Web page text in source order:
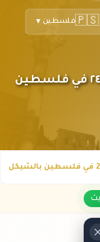
🇵🇸فلسطين ▼
سعر ربع الليرة الذهب الرشادي عيار ٢٤ في فلسطين